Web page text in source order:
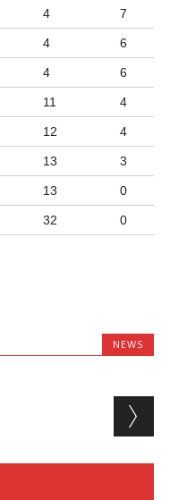
4 7
4 6
4 6
11 4
12 4
13 3
13 0
32 0
NEWS